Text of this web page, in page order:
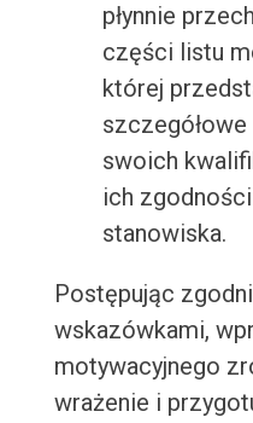
płynnie
części listu
której
swoich
ich
stanowiska.
Postępując
wskazówkami,
motywacyjnego
wrażenie i